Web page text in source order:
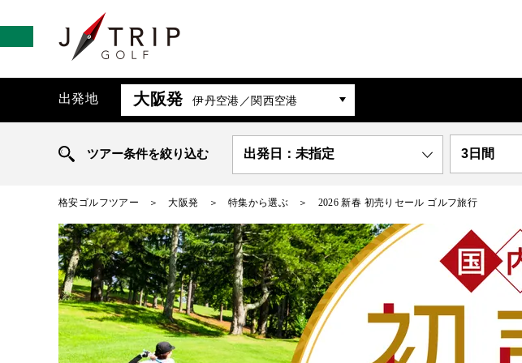
出発地 大阪発 伊丹空港／関西空港
ツアー条件を絞り込む 出発日：未指定 3日間
格安ゴルフツアー 大阪発 特集から選ぶ 2026 新春 初売りセール ゴルフ旅行